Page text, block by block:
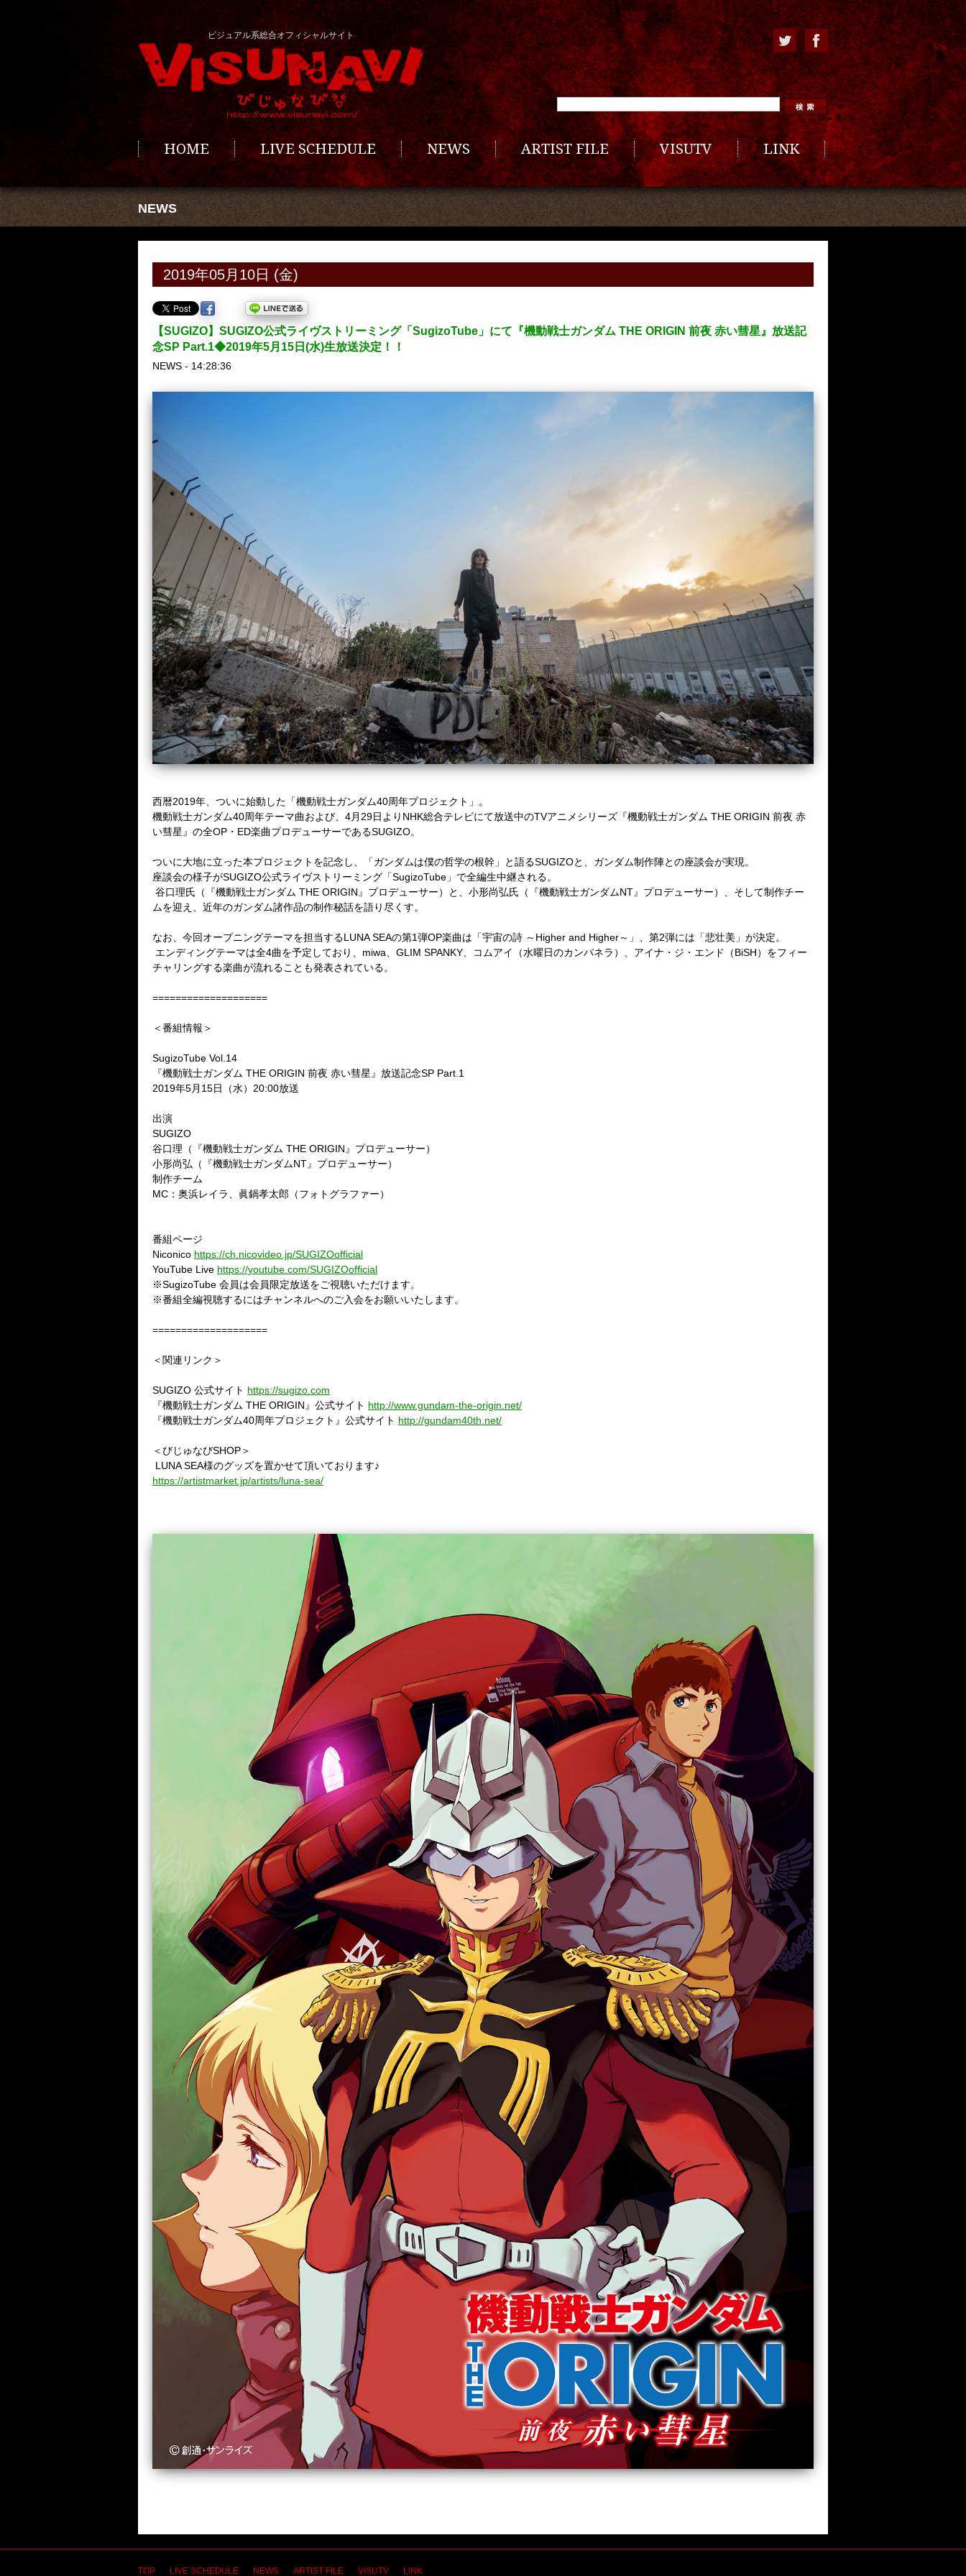
ビジュアル系総合オフィシャルサイト
HOME LIVE SCHEDULE NEWS ARTIST FILE VISUTV LINK
NEWS
2019年05月10日 (金)
【SUGIZO】SUGIZO公式ライヴストリーミング「SugizoTube」にて『機動戦士ガンダム THE ORIGIN 前夜 赤い彗星』放送記
念SP Part.1◆2019年5月15日(水)生放送決定！！
NEWS - 14:28:36
西暦2019年、ついに始動した「機動戦士ガンダム40周年プロジェクト」。
機動戦士ガンダム40周年テーマ曲および、4月29日よりNHK総合テレビにて放送中のTVアニメシリーズ『機動戦士ガンダム THE ORIGIN 前夜 赤
い彗星』の全OP・ED楽曲プロデューサーであるSUGIZO。
ついに大地に立った本プロジェクトを記念し、「ガンダムは僕の哲学の根幹」と語るSUGIZOと、ガンダム制作陣との座談会が実現。
座談会の様子がSUGIZO公式ライヴストリーミング「SugizoTube」で全編生中継される。
谷口理氏（『機動戦士ガンダム THE ORIGIN』プロデューサー）と、小形尚弘氏（『機動戦士ガンダムNT』プロデューサー）、そして制作チー
ムを迎え、近年のガンダム諸作品の制作秘話を語り尽くす。
なお、今回オープニングテーマを担当するLUNA SEAの第1弾OP楽曲は「宇宙の詩 ～Higher and Higher～」、第2弾には「悲壮美」が決定。
エンディングテーマは全4曲を予定しており、miwa、GLIM SPANKY、コムアイ（水曜日のカンパネラ）、アイナ・ジ・エンド（BiSH）をフィー
チャリングする楽曲が流れることも発表されている。
====================
＜番組情報＞
SugizoTube Vol.14
『機動戦士ガンダム THE ORIGIN 前夜 赤い彗星』放送記念SP Part.1
2019年5月15日（水）20:00放送
出演
SUGIZO
谷口理（『機動戦士ガンダム THE ORIGIN』プロデューサー）
小形尚弘（『機動戦士ガンダムNT』プロデューサー）
制作チーム
MC：奥浜レイラ、眞鍋孝太郎（フォトグラファー）
番組ページ
Niconico https://ch.nicovideo.jp/SUGIZOofficial
YouTube Live https://youtube.com/SUGIZOofficial
※SugizoTube 会員は会員限定放送をご視聴いただけます。
※番組全編視聴するにはチャンネルへのご入会をお願いいたします。
====================
＜関連リンク＞
SUGIZO 公式サイト https://sugizo.com
『機動戦士ガンダム THE ORIGIN』公式サイト http://www.gundam-the-origin.net/
『機動戦士ガンダム40周年プロジェクト』公式サイト http://gundam40th.net/
＜びじゅなびSHOP＞
LUNA SEA様のグッズを置かせて頂いております♪
https://artistmarket.jp/artists/luna-sea/
TOP LIVE SCHEDULE NEWS ARTIST FILE VISUTV LINK